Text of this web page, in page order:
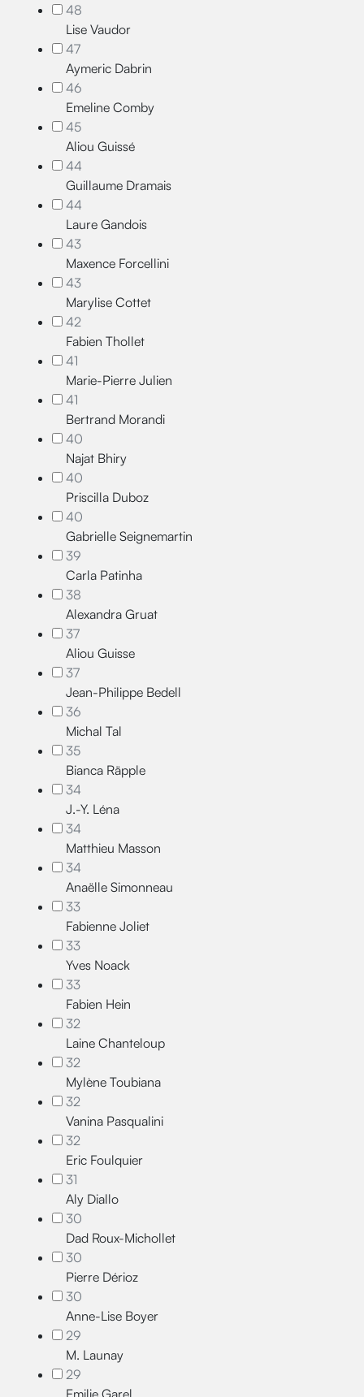
48
Lise Vaudor
47
Aymeric Dabrin
46
Emeline Comby
45
Aliou Guissé
44
Guillaume Dramais
44
Laure Gandois
43
Maxence Forcellini
43
Marylise Cottet
42
Fabien Thollet
41
Marie-Pierre Julien
41
Bertrand Morandi
40
Najat Bhiry
40
Priscilla Duboz
40
Gabrielle Seignemartin
39
Carla Patinha
38
Alexandra Gruat
37
Aliou Guisse
37
Jean-Philippe Bedell
36
Michal Tal
35
Bianca Räpple
34
J.-Y. Léna
34
Matthieu Masson
34
Anaëlle Simonneau
33
Fabienne Joliet
33
Yves Noack
33
Fabien Hein
32
Laine Chanteloup
32
Mylène Toubiana
32
Vanina Pasqualini
32
Eric Foulquier
31
Aly Diallo
30
Dad Roux-Michollet
30
Pierre Dérioz
30
Anne-Lise Boyer
29
M. Launay
29